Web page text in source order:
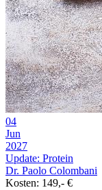
04
Jun
2027
Update: Protein
Dr. Paolo Colombani
Kosten: 149,- €